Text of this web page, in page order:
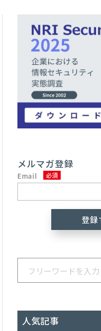
メルマガ登録
Email
人気記事